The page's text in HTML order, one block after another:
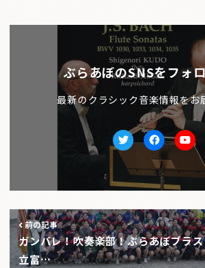
ぶらあぼのSNSをフォ
最新のクラシック音楽情報をお
Twitterfacebook
前の記事
ガンバレ！吹奏楽部！ぶらあぼブラ
立富…